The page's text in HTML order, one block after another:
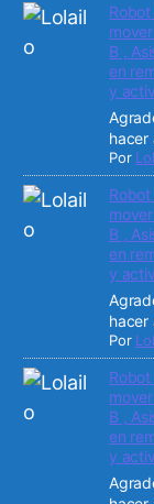
Robot
B ,
en
y
hacer
Por
Robot
B ,
en
y
hacer
Por
Robot
B ,
en
y